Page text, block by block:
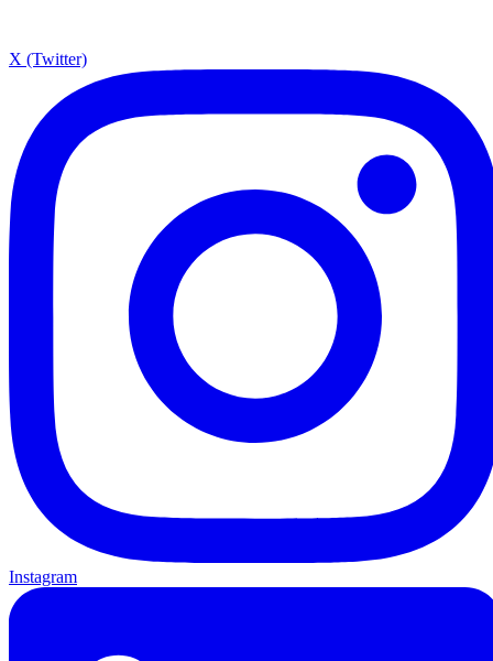
X (Twitter)
Instagram